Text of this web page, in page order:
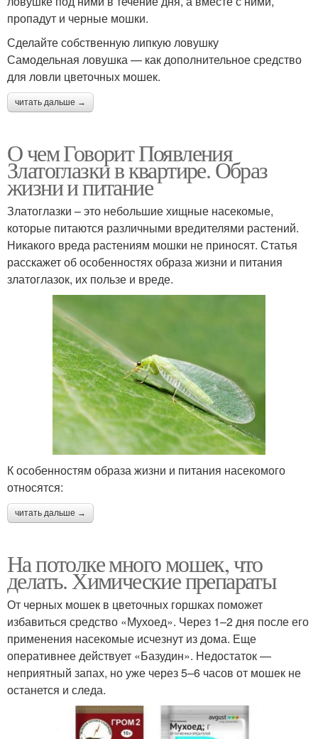
пропадут и черные мошки.
Сделайте собственную липкую ловушку
Самодельная ловушка — как дополнительное средство
для ловли цветочных мошек.
читать дальше →
О чем Говорит Появления
Златоглазки в квартире. Образ
жизни и питание
Златоглазки – это небольшие хищные насекомые,
которые питаются различными вредителями растений.
Никакого вреда растениям мошки не приносят. Статья
расскажет об особенностях образа жизни и питания
златоглазок, их пользе и вреде.
К особенностям образа жизни и питания насекомого
относятся:
читать дальше →
На потолке много мошек, что
делать. Химические препараты
От черных мошек в цветочных горшках поможет
избавиться средство «Мухоед». Через 1–2 дня после его
применения насекомые исчезнут из дома. Еще
оперативнее действует «Базудин». Недостаток —
неприятный запах, но уже через 5–6 часов от мошек не
останется и следа.